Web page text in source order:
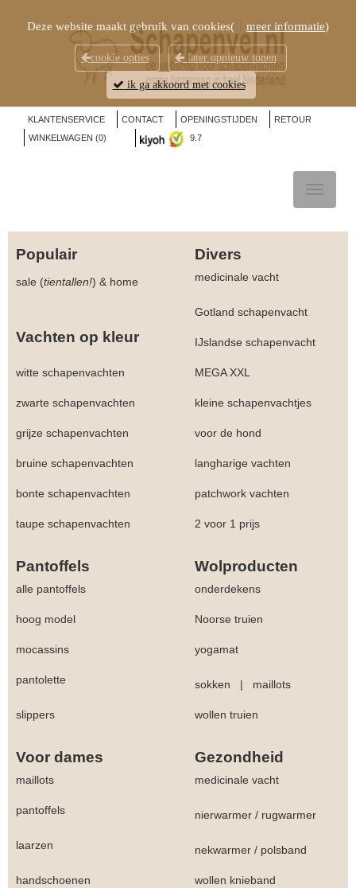
KLANTENSERVICE CONTACT OPENINGSTIJDEN
RETOUR
WINKELWAGEN (0) 9.7
Populair Divers
sale (tientallen!) & home medicinale vacht
Gotland schapenvacht
Vachten op kleur IJslandse schapenvacht
witte schapenvachten MEGA XXL
zwarte schapenvachten kleine schapenvachtjes
grijze schapenvachten voor de hond
bruine schapenvachten langharige vachten
bonte schapenvachten patchwork vachten
taupe schapenvachten 2 voor 1 prijs
Pantoffels Wolproducten
alle pantoffels onderdekens
hoog model Noorse truien
mocassins yogamat
pantolette sokken | maillots
slippers wollen truien
Voor dames Gezondheid
maillots medicinale vacht
pantoffels nierwarmer / rugwarmer
laarzen nekwarmer / polsband
handschoenen wollen knieband
Deze website maakt gebruik van cookies( meer informatie)
cookie opties later opnieuw tonen
ik ga akkoord met cookies